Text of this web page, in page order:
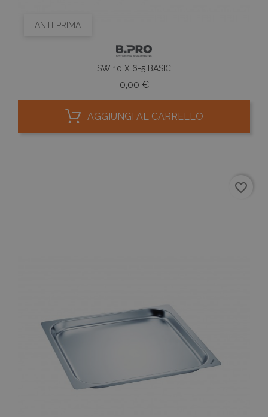
ANTEPRIMA
SW 10 X 6-5 BASIC
0,00 €Prezzo
AGGIUNGI AL CARRELLO
favorite_border